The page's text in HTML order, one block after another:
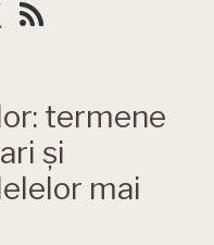
termene
și
mai